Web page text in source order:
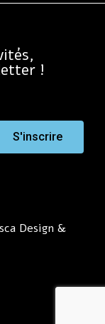
!
S'inscrire
Design &